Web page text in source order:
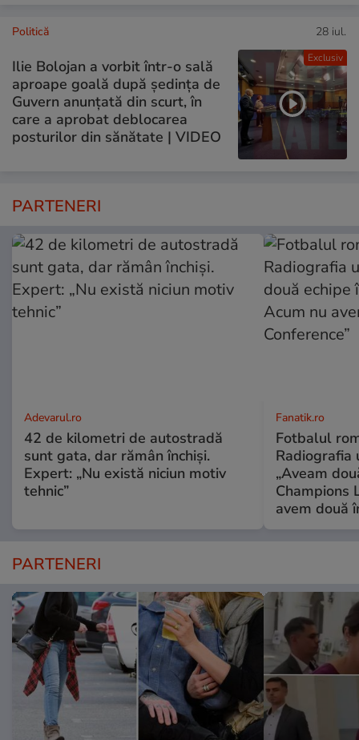
Exclusiv
Politică 28 iul.
Ilie Bolojan a vorbit într-o sală
aproape goală după ședința de
Guvern anunțată din scurt, în
care a aprobat deblocarea
posturilor din sănătate | VIDEO
PARTENERI
Adevarul.ro
42 de kilometri de autostradă
sunt gata, dar rămân închiși.
Expert: „Nu există niciun motiv
tehnic”
Fanatik.ro
Fotbalul
Radiografia
„Aveam
Champions
avem două
PARTENERI